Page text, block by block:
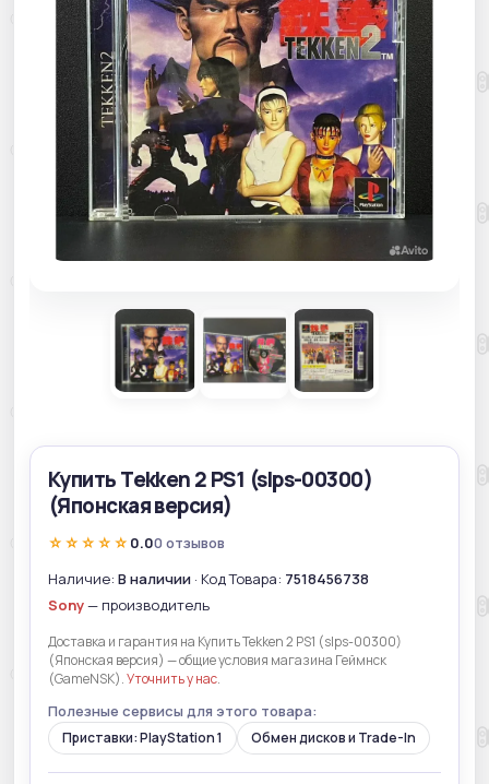
Купить Tekken 2 PS1 (slps-00300)
(Японская версия)
☆☆☆☆☆ 0.00 отзывов
Наличие: В наличии · Код Товара: 7518456738
Sony— производитель
Доставка и гарантия на Купить Tekken 2 PS1 (slps-00300)
(Японская версия) — общие условия магазина Геймнск
(GameNSK).Уточнить у нас.
Полезные сервисы для этого товара:
Приставки: PlayStation 1 Обмен дисков и Trade-In